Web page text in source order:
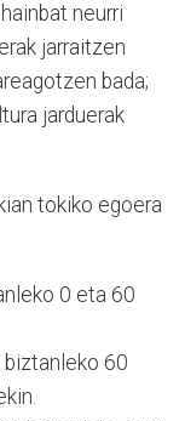
neurri
jarraitzen
bada;
jarduerak
tokiko egoera
0 eta 60
60